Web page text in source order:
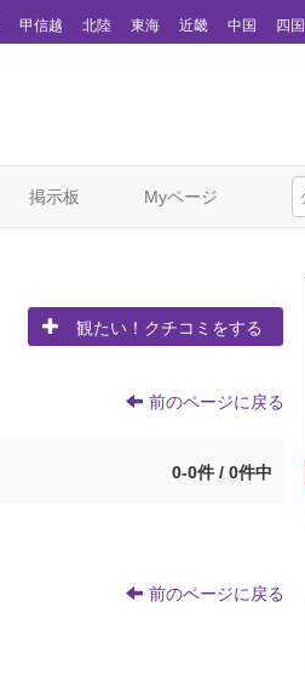
甲信越 北陸 東海 近畿 中国 四国
掲示板 Myページ
観たい！クチコミをする
前のページに戻る
0-0件 / 0件中
前のページに戻る